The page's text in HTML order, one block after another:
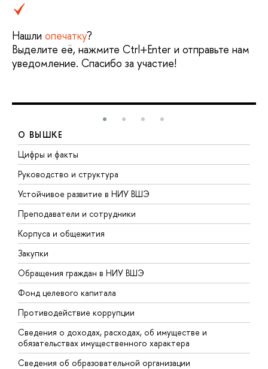
Нашли опечатку?
Выделите её, нажмите Ctrl+Enter и отправьте нам
уведомление. Спасибо за участие!
О ВЫШКЕ
Цифры и факты
Руководство и структура
Устойчивое развитие в НИУ ВШЭ
Преподаватели и сотрудники
Корпуса и общежития
Закупки
Обращения граждан в НИУ ВШЭ
Фонд целевого капитала
Противодействие коррупции
Сведения о доходах, расходах, об имуществе и
обязательствах имущественного характера
Сведения об образовательной организации